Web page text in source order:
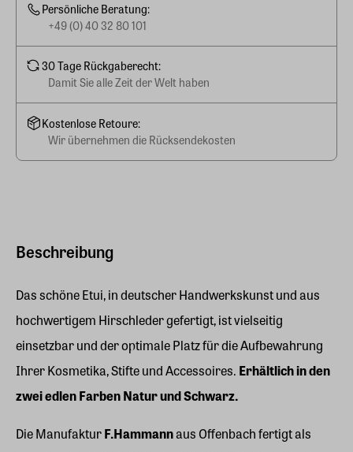
Beschreibung
Das schöne Etui, in deutscher Handwerkskunst und aus
hochwertigem Hirschleder gefertigt, ist vielseitig
einsetzbar und der optimale Platz für die Aufbewahrung
Ihrer Kosmetika, Stifte und Accessoires. Erhältlich in den
zwei edlen Farben Natur und Schwarz.
Die ManufakturF.Hammannaus Offenbach fertigt als
Persönliche Beratung:
+49 (0) 40 32 80 101
30 Tage Rückgaberecht:
Damit Sie alle Zeit der Welt haben
Kostenlose Retoure:
Wir übernehmen die Rücksendekosten